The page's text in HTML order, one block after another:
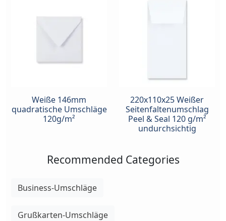
Weiße 146mm
quadratische Umschläge
120g/m²
220x110x25 Weißer
Seitenfaltenumschlag
Peel & Seal 120 g/m²
undurchsichtig
Recommended Categories
Business-Umschläge
Grußkarten-Umschläge